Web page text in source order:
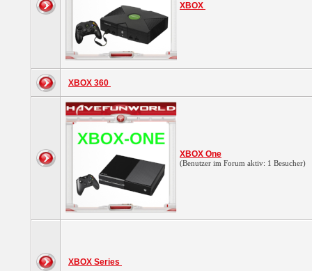
XBOX
XBOX 360
XBOX One
(Benutzer im Forum aktiv: 1 Besucher)
XBOX Series